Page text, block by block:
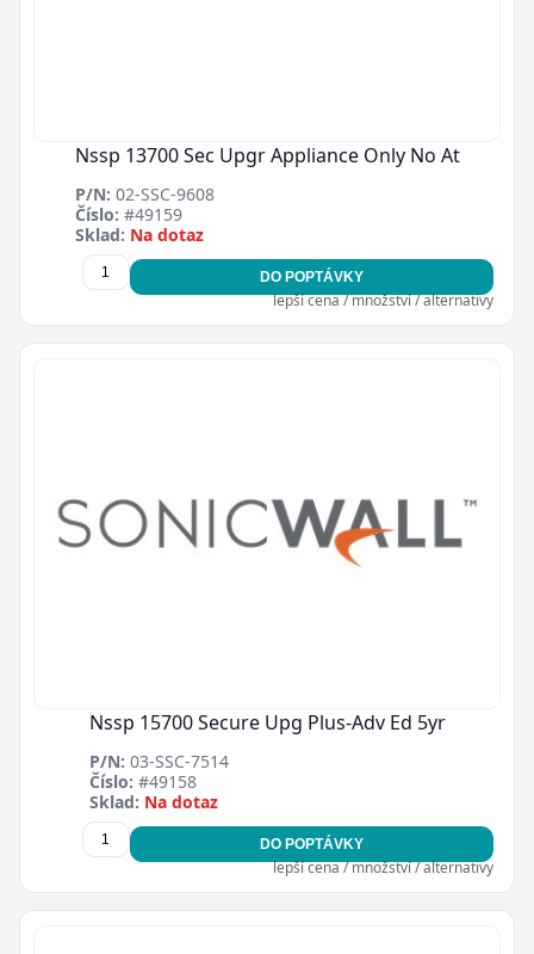
Nssp 13700 Sec Upgr Appliance Only No At
P/N: 02-SSC-9608
Číslo: #49159
Sklad: Na dotaz
DO POPTÁVKY
lepší cena / množství / alternativy
Nssp 15700 Secure Upg Plus-Adv Ed 5yr
P/N: 03-SSC-7514
Číslo: #49158
Sklad: Na dotaz
DO POPTÁVKY
lepší cena / množství / alternativy